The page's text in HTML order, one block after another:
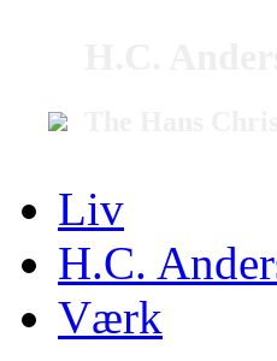
Liv
H.C.
Værk